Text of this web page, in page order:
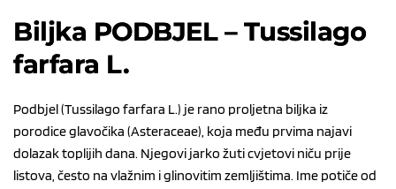
Biljka PODBJEL – Tussilago
farfara L.
Podbjel (Tussilago farfara L.) je rano proljetna biljka iz
porodice glavočika (Asteraceae), koja među prvima najavi
dolazak toplijih dana. Njegovi jarko žuti cvjetovi niču prije
listova, često na vlažnim i glinovitim zemljištima. Ime potiče od